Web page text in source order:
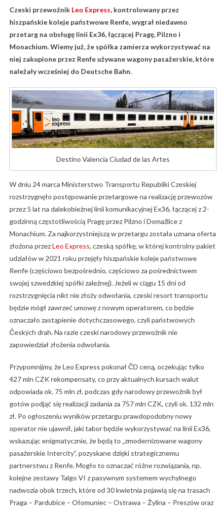
Czeski przewoźnik Leo Express, kontrolowany przez
hiszpańskie koleje państwowe Renfe, wygrał niedawno
przetarg na obsługę linii Ex36, łączącej Pragę, Pilzno i
Monachium. Wiemy już, że spółka zamierza wykorzystywać na
niej zakupione przez Renfe używane wagony pasażerskie, które
należały wcześniej do Deutsche Bahn.
Destino Valencia Ciudad de las Artes
W dniu 24 marca Ministerstwo Transportu Republiki Czeskiej
rozstrzygnęło postępowanie przetargowe na realizację przewozów
przez 5 lat na dalekobieżnej linii komunikacyjnej Ex36, łączącej z 2-
godzinną częstotliwością Pragę przez Pilzno i Domažlice z
Monachium. Za najkorzystniejszą w przetargu została uznana oferta
złożona przezLeo Express, czeską spółkę, w której kontrolny pakiet
udziałów w 2021 roku przejęły hiszpańskie koleje państwowe
Renfe (częściowo bezpośrednio, częściowo za pośrednictwem
swojej szwedzkiej spółki zależnej). Jeżeli w ciągu 15 dni od
rozstrzygnięcia nikt nie złoży odwołania, czeski resort transportu
będzie mógł zawrzeć umowę z nowym operatorem, co będzie
oznaczało zastąpienie dotychczasowego, czyli państwowych
Českých drah. Na razie czeski narodowy przewoźnik nie
zapowiedział złożenia odwołania.
Przypomnijmy, że Leo Express pokonał ČD ceną, oczekując tylko
427 mln CZK rekompensaty, co przy aktualnych kursach walut
odpowiada ok. 75 mln zł, podczas gdy narodowy przewoźnik był
gotów podjąć się realizacji zadania za 757 mln CZK, czyli ok. 132 mln
zł. Po ogłoszeniu wyników przetargu prawdopodobny nowy
operator nie ujawnił, jaki tabor będzie wykorzystywać na linii Ex36,
wskazując enigmatycznie, że będą to „zmodernizowane wagony
pasażerskie Intercity”, pozyskane dzięki strategicznemu
partnerstwu z Renfe. Mogło to oznaczać różne rozwiązania, np.
kolejne zestawy Talgo VI z pasywnym systemem wychylnego
nadwozia obok trzech, które od 30 kwietnia pojawią się na trasach
Praga – Pardubice – Ołomuniec – Ostrawa – Żylina – Preszów oraz